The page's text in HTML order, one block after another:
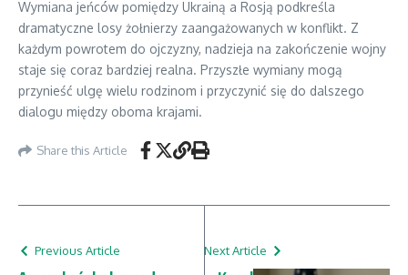
Wymiana jeńców pomiędzy Ukrainą a Rosją podkreśla
dramatyczne losy żołnierzy zaangażowanych w konflikt. Z
każdym powrotem do ojczyzny, nadzieja na zakończenie wojny
staje się coraz bardziej realna. Przyszłe wymiany mogą
przynieść ulgę wielu rodzinom i przyczynić się do dalszego
dialogu między oboma krajami.
Share this Article
Previous Article Next Article